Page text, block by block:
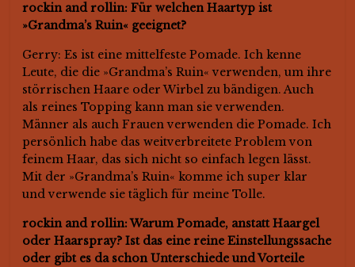
rockin and rollin: Für welchen Haartyp ist
»Grandma’s Ruin« geeignet?
Gerry: Es ist eine mittelfeste Pomade. Ich kenne
Leute, die die »Grandma’s Ruin« verwenden, um ihre
störrischen Haare oder Wirbel zu bändigen. Auch
als reines Topping kann man sie verwenden.
Männer als auch Frauen verwenden die Pomade. Ich
persönlich habe das weitverbreitete Problem von
feinem Haar, das sich nicht so einfach legen lässt.
Mit der »Grandma’s Ruin« komme ich super klar
und verwende sie täglich für meine Tolle.
rockin and rollin: Warum Pomade, anstatt Haargel
oder Haarspray? Ist das eine reine Einstellungssache
oder gibt es da schon Unterschiede und Vorteile